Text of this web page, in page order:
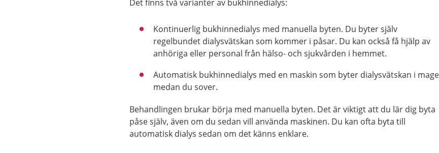
Det finns två varianter av bukhinnedialys:
Kontinuerlig bukhinnedialys med manuella byten. Du byter själv
regelbundet dialysvätskan som kommer i påsar. Du kan också få hjälp av
anhöriga eller personal från hälso- och sjukvården i hemmet.
Automatisk bukhinnedialys med en maskin som byter dialysvätskan i
medan du sover.
Behandlingen brukar börja med manuella byten. Det är viktigt att du lär dig byta
påse själv, även om du sedan vill använda maskinen. Du kan ofta byta till
automatisk dialys sedan om det känns enklare.